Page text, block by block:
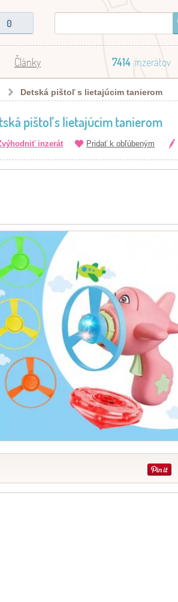
0
Články 7414 inzerátov
Detská pištoľ s lietajúcim tanierom
pištoľ s lietajúcim tanierom
inzerát Pridať k obľúbeným